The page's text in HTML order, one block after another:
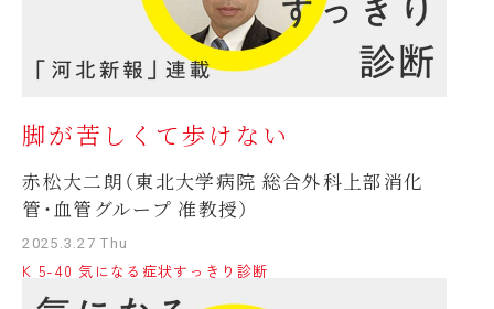
脚が苦しくて歩けない
赤松大二朗（東北大学病院 総合外科上部消化
管・血管グループ 准教授）
2025.3.27 Thu
K 5-40 気になる症状すっきり診断